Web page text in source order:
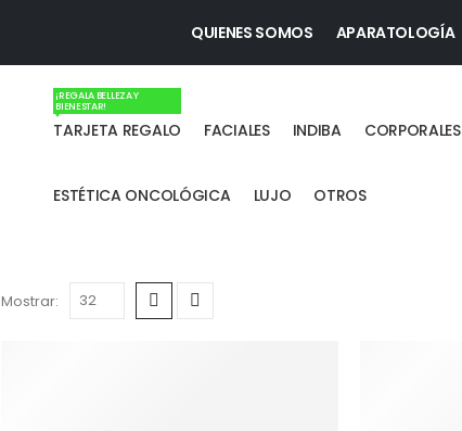
QUIENES SOMOS APARATOLOGÍA
TARJETA REGALO
¡REGALA BELLEZA Y
BIENESTAR!
FACIALES INDIBA CORPORALES
ESTÉTICA ONCOLÓGICA LUJO OTROS
Mostrar: